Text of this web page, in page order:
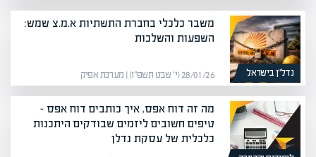
נדל”ן בישראל
משבר כלכלי בחברת התשתיות א.מ.צ שמש:
השפעות והשלכות
28/01/26 (י׳ שבט תשפ״ו) | מערכת אפיק
מה זה דוח אפס, איך כותבים דוח אפס –
טיפים חשובים ליזמים שבודקים היתכנות
כלכלית של עסקת נדלן